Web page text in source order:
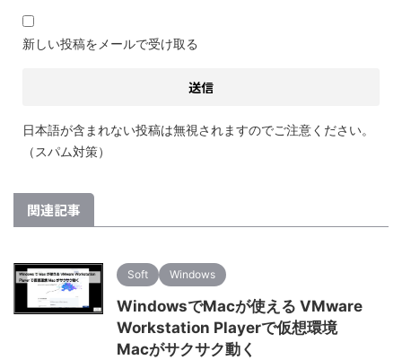
新しい投稿をメールで受け取る
日本語が含まれない投稿は無視されますのでご注意ください。
（スパム対策）
関連記事
Soft Windows
WindowsでMacが使える VMware
Workstation Playerで仮想環境
Macがサクサク動く